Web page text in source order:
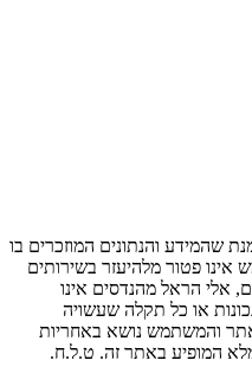
שהמידע והנתונים המוזכרים בו
אינו פטור מלהיעזר בשירותים
אלי הראל מהנדסים אינו
או כל תקלה שעשויה
והמשתמש נושא באחריות
המופיע באתר זה. ט.ל.ח.